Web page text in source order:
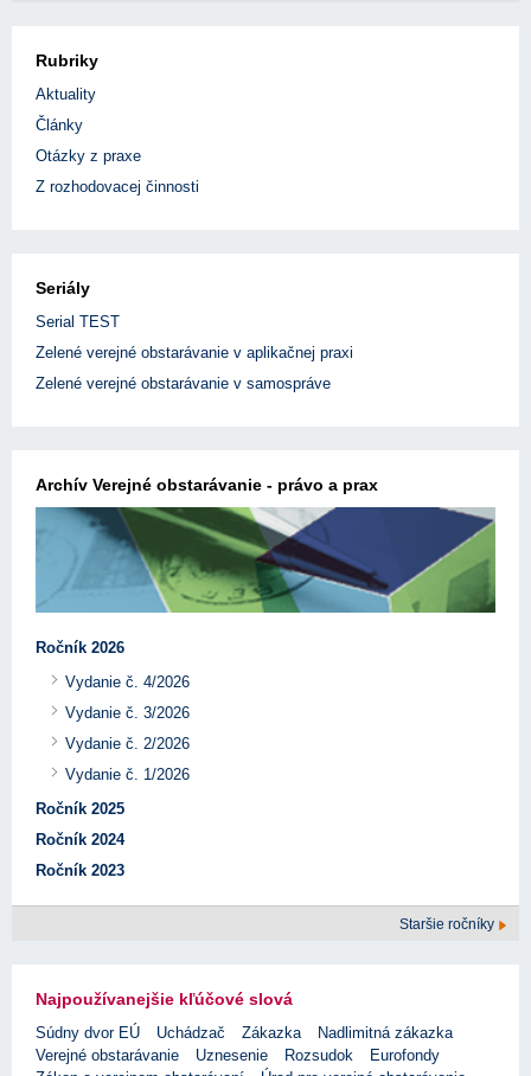
Rubriky
Aktuality
Články
Otázky z praxe
Z rozhodovacej činnosti
Seriály
Serial TEST
Zelené verejné obstarávanie v aplikačnej praxi
Zelené verejné obstarávanie v samospráve
Archív Verejné obstarávanie - právo a prax
Ročník 2026
Vydanie č. 4/2026
Vydanie č. 3/2026
Vydanie č. 2/2026
Vydanie č. 1/2026
Ročník 2025
Ročník 2024
Ročník 2023
Staršie ročníky
Najpoužívanejšie kľúčové slová
Súdny dvor EÚ Uchádzač Zákazka
Nadlimitná zákazka
Verejné obstarávanie
Uznesenie Rozsudok
Eurofondy